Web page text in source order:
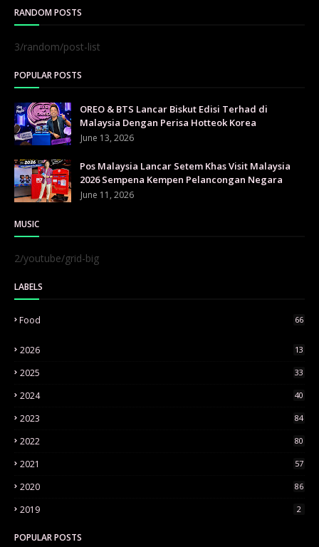
RANDOM POSTS
3/random/post-list
POPULAR POSTS
OREO & BTS Lancar Biskut Edisi Terhad di
Malaysia Dengan Perisa Hotteok Korea
June 13, 2026
Pos Malaysia Lancar Setem Khas Visit Malaysia
2026 Sempena Kempen Pelancongan Negara
June 11, 2026
MUSIC
2/youtube/grid-big
LABELS
Food 66
2026 13
2025 33
2024 40
2023 84
2022 80
2021 57
2020 86
2019 2
POPULAR POSTS